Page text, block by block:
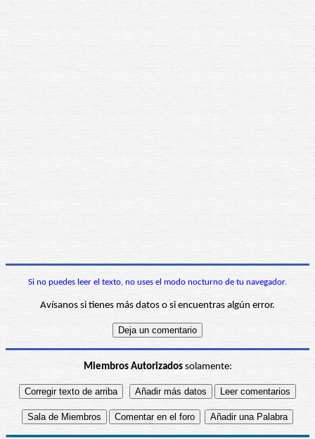
Si no puedes leer el texto, no uses el modo nocturno de tu navegador.
Avísanos si tienes más datos o si encuentras algún error.
Miembros Autorizadossolamente: